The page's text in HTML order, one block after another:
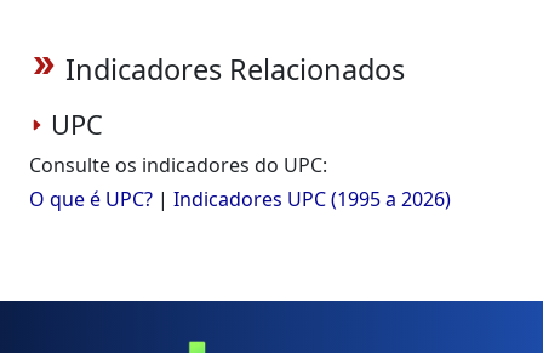
double_arrow Indicadores Relacionados
UPC
Consulte os indicadores do UPC:
O que é UPC? | Indicadores UPC (1995 a 2026)